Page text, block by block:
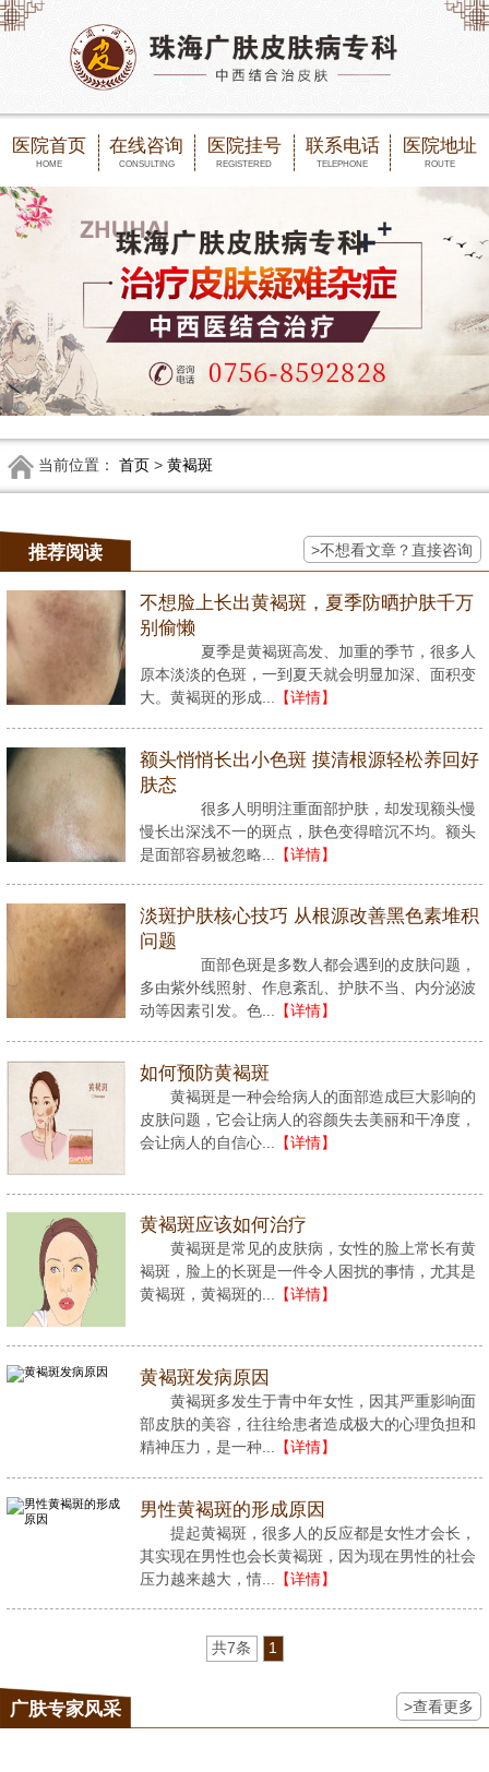
医院首页
HOME
在线咨询
CONSULTING
医院挂号
REGISTERED
联系电话
TELEPHONE
医院地址
ROUTE
当前位置： 首页> 黄褐斑
推荐阅读 >不想看文章？直接咨询
不想脸上长出黄褐斑，夏季防晒护肤千万
别偷懒
夏季是黄褐斑高发、加重的季节，很多人
原本淡淡的色斑，一到夏天就会明显加深、面积变
大。黄褐斑的形成...
【详情】
额头悄悄长出小色斑 摸清根源轻松养回好
肤态
很多人明明注重面部护肤，却发现额头慢
慢长出深浅不一的斑点，肤色变得暗沉不均。额头
是面部容易被忽略...
【详情】
淡斑护肤核心技巧 从根源改善黑色素堆积
问题
面部色斑是多数人都会遇到的皮肤问题，
多由紫外线照射、作息紊乱、护肤不当、内分泌波
动等因素引发。色...
【详情】
如何预防黄褐斑
黄褐斑是一种会给病人的面部造成巨大影响的
皮肤问题，它会让病人的容颜失去美丽和干净度，
会让病人的自信心...
【详情】
黄褐斑应该如何治疗
黄褐斑是常见的皮肤病，女性的脸上常长有黄
褐斑，脸上的长斑是一件令人困扰的事情，尤其是
黄褐斑，黄褐斑的... 【详情】
黄褐斑发病原因
黄褐斑多发生于青中年女性，因其严重影响面
部皮肤的美容，往往给患者造成极大的心理负担和
精神压力，是一种...
【详情】
男性黄褐斑的形成原因
提起黄褐斑，很多人的反应都是女性才会长，
其实现在男性也会长黄褐斑，因为现在男性的社会
压力越来越大，情...
【详情】
共7条 1
广肤专家风采 >查看更多